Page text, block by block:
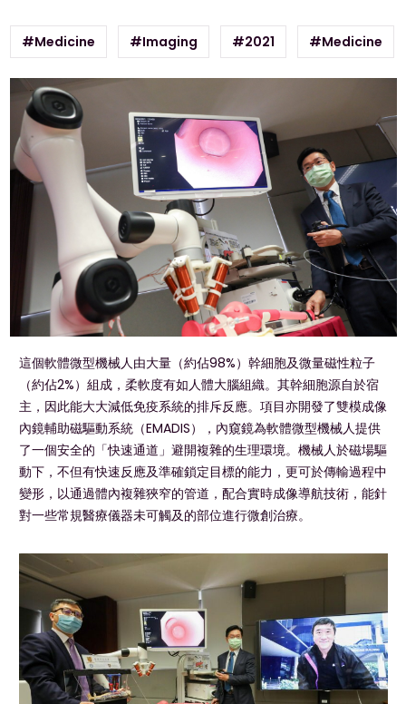
#Medicine #Imaging #2021 #Medicine
這個軟體微型機械人由大量（約佔98%）幹細胞及微量磁性粒子
（約佔2%）組成，柔軟度有如人體大腦組織。其幹細胞源自於宿
主，因此能大大減低免疫系統的排斥反應。項目亦開發了雙模成像
內鏡輔助磁驅動系統（EMADIS），內窺鏡為軟體微型機械人提供
了一個安全的「快速通道」避開複雜的生理環境。機械人於磁場驅
動下，不但有快速反應及準確鎖定目標的能力，更可於傳輸過程中
變形，以通過體內複雜狹窄的管道，配合實時成像導航技術，能針
對一些常規醫療儀器未可觸及的部位進行微創治療。